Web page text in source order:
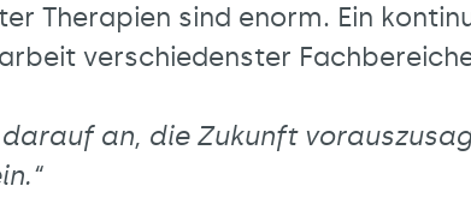
Therapien sind enorm. Ein
verschiedenster
an, die Zukunft